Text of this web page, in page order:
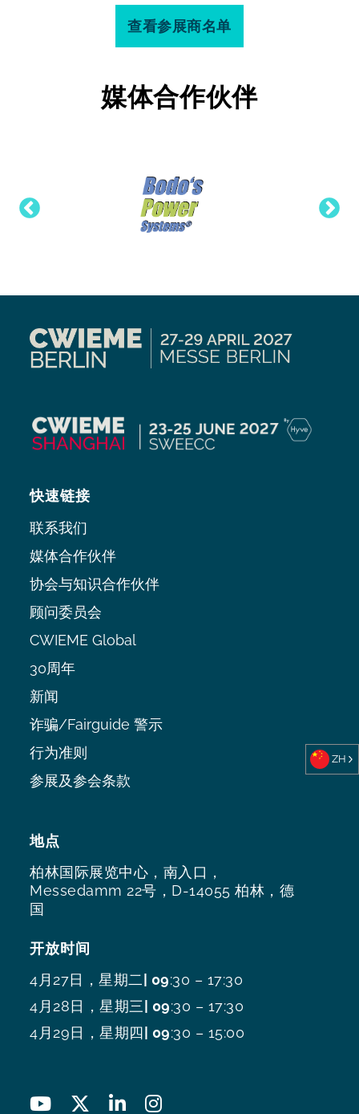
查看参展商名单
媒体合作伙伴
地点
柏林国际展览中心，南入口，
Messedamm 22号，D-14055 柏林，德
国
开放时间
4月27日，星期二 | 09:30 – 17:30
4月28日，星期三 | 09:30 – 17:30
4月29日，星期四 | 09:30 – 15:00
快速链接
联系我们
媒体合作伙伴
协会与知识合作伙伴
顾问委员会
CWIEME Global
30周年
新闻
诈骗/Fairguide 警示
行为准则
参展及参会条款
ZH